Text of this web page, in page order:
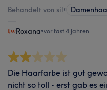
Behandelt von sil•
Roxana•vor fast 4 Jahren
Die Haarfarbe ist gut
nicht so toll - erst gab es